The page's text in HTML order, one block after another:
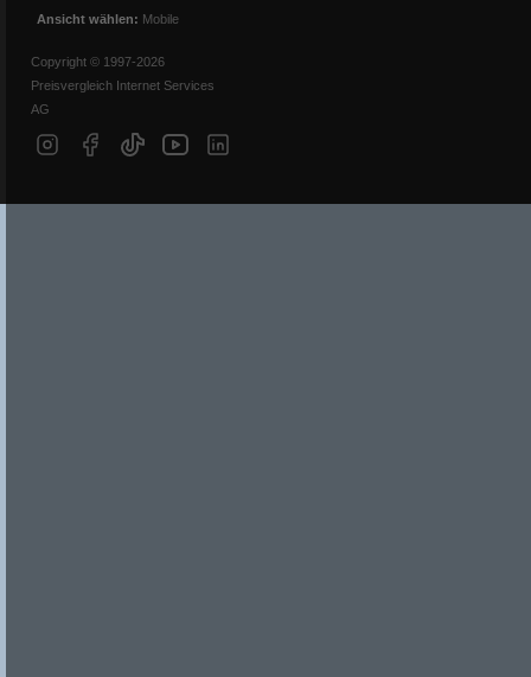
Ansicht wählen: Mobile
Copyright © 1997-2026
Preisvergleich Internet Services
AG